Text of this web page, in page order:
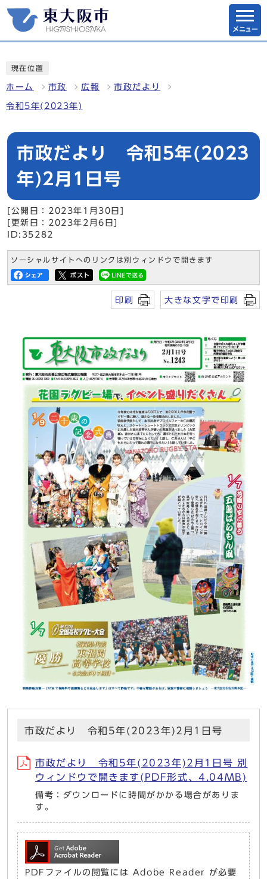
メニュー
現在位置
ホーム 市政 広報 市政だより
令和5年(2023年)
市政だより 令和5年(2023
年)2月1日号
[公開日：2023年1月30日]
[更新日：2023年2月6日]
ID:35282
ソーシャルサイトへのリンクは別ウィンドウで開きます
印刷 大きな文字で印刷
市政だより 令和5年(2023年)2月1日号
市政だより 令和5年(2023年)2月1日号 別
ウィンドウで開きます(PDF形式、4.04MB)
備考：ダウンロードに時間がかかる場合がありま
す。
PDFファイルの閲覧には Adobe Reader が必要